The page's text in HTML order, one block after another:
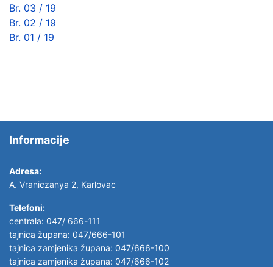
Br. 03 / 19
Br. 02 / 19
Br. 01 / 19
Informacije
Adresa:
A. Vraniczanya 2, Karlovac
Telefoni:
centrala: 047/ 666-111
tajnica župana: 047/666-101
tajnica zamjenika župana: 047/666-100
tajnica zamjenika župana: 047/666-102